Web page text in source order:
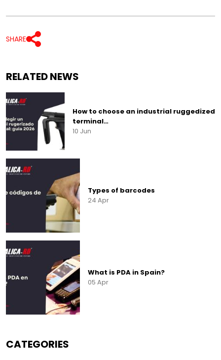
Start typing to see
SHARE
RELATED NEWS
How to choose an industrial ruggedized
terminal…
10 Jun
Types of barcodes
24 Apr
What is PDA in Spain?
05 Apr
CATEGORIES